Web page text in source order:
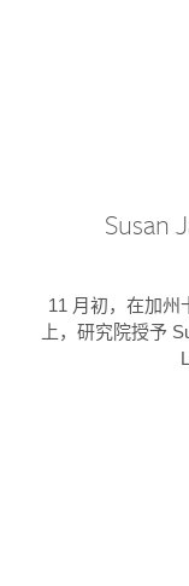
Susan
11 月初，在加州
上，研究院授予